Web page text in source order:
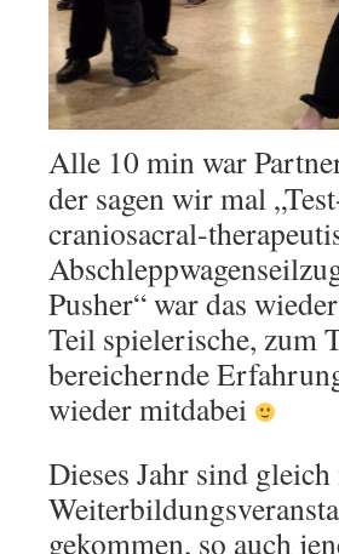
Alle 10 min war
der sagen wir mal
craniosacral-
Pusher“ war das
Teil spielerische, zum
bereichernde
wieder mitdabei
Dieses Jahr sind
gekommen, so auch